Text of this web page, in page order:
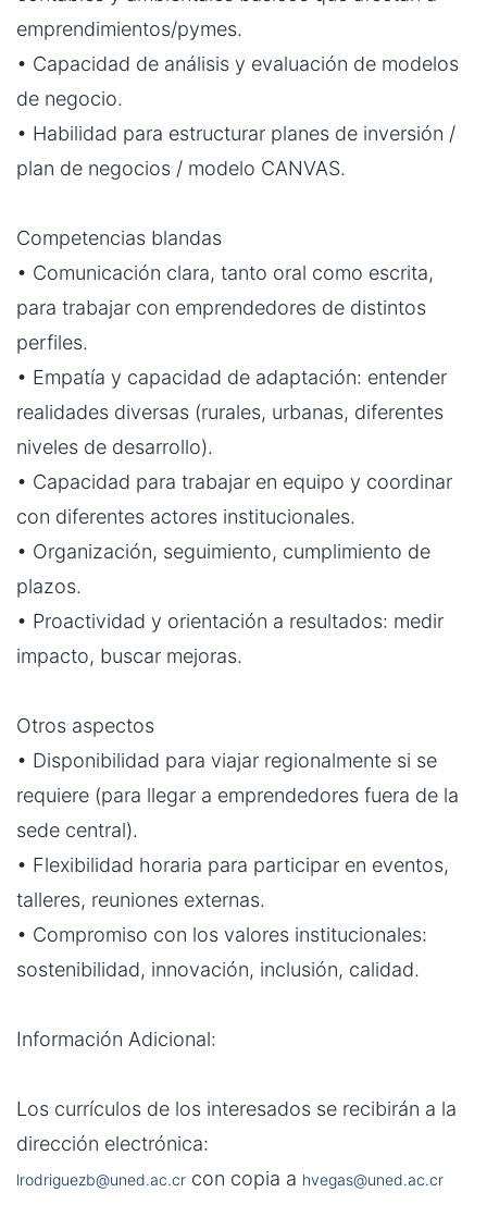
emprendimientos/pymes.
• Capacidad de análisis y evaluación de modelos
de negocio.
• Habilidad para estructurar planes de inversión /
plan de negocios / modelo CANVAS.
Competencias blandas
• Comunicación clara, tanto oral como escrita,
para trabajar con emprendedores de distintos
perfiles.
• Empatía y capacidad de adaptación: entender
realidades diversas (rurales, urbanas, diferentes
niveles de desarrollo).
• Capacidad para trabajar en equipo y coordinar
con diferentes actores institucionales.
• Organización, seguimiento, cumplimiento de
plazos.
• Proactividad y orientación a resultados: medir
impacto, buscar mejoras.
Otros aspectos
• Disponibilidad para viajar regionalmente si se
requiere (para llegar a emprendedores fuera de la
sede central).
• Flexibilidad horaria para participar en eventos,
talleres, reuniones externas.
• Compromiso con los valores institucionales:
sostenibilidad, innovación, inclusión, calidad.
Información Adicional:
Los currículos de los interesados se recibirán a la
dirección electrónica:
lrodriguezb@uned.ac.cr con copia a hvegas@uned.ac.cr